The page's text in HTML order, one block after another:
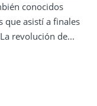
conocidos
que asistí a finales
revolución de...